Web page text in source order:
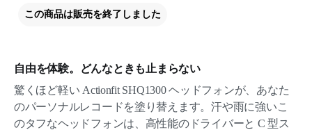
自由を体験。どんなときも止まらない
驚くほど軽い Actionfit SHQ1300 ヘッドフォンが、あなた
のパーソナルレコードを塗り替えます。汗や雨に強いこ
のタフなヘッドフォンは、高性能のドライバーと C 型ス
この商品は販売を終了しました